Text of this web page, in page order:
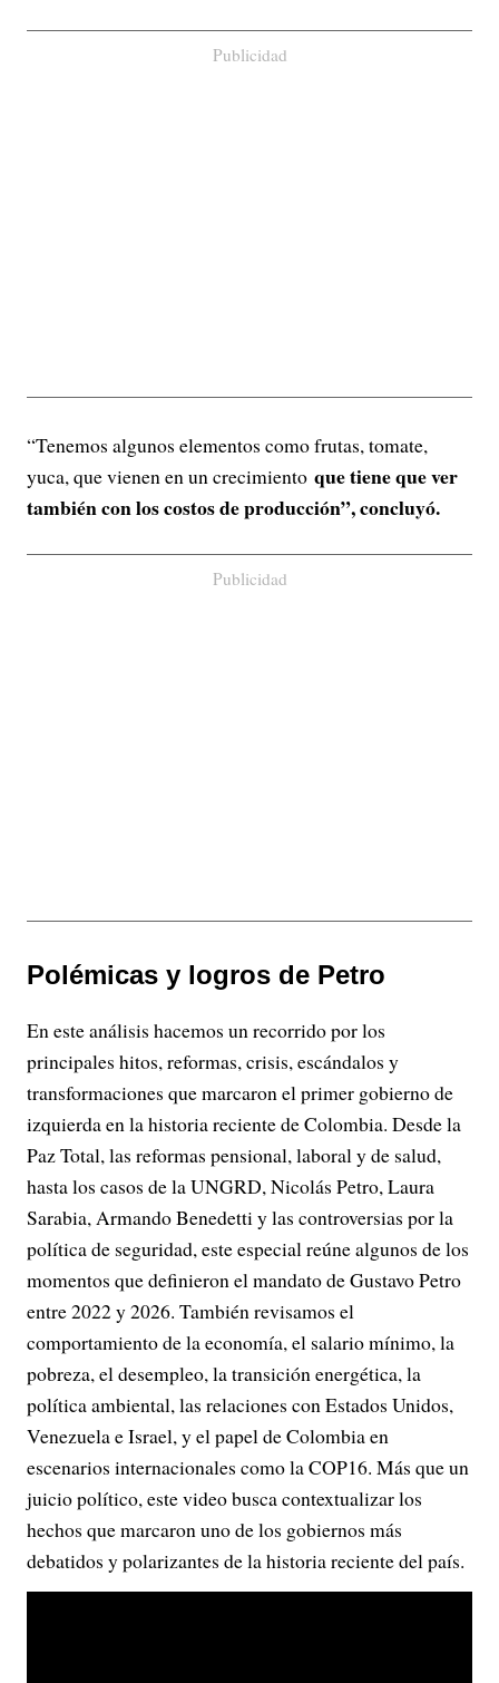
Publicidad
“Tenemos algunos elementos como frutas, tomate,
yuca, que vienen en un crecimiento que tiene que ver
también con los costos de producción”, concluyó.
Publicidad
Polémicas y logros de Petro
En este análisis hacemos un recorrido por los
principales hitos, reformas, crisis, escándalos y
transformaciones que marcaron el primer gobierno de
izquierda en la historia reciente de Colombia. Desde la
Paz Total, las reformas pensional, laboral y de salud,
hasta los casos de la UNGRD, Nicolás Petro, Laura
Sarabia, Armando Benedetti y las controversias por la
política de seguridad, este especial reúne algunos de los
momentos que definieron el mandato de Gustavo Petro
entre 2022 y 2026. También revisamos el
comportamiento de la economía, el salario mínimo, la
pobreza, el desempleo, la transición energética, la
política ambiental, las relaciones con Estados Unidos,
Venezuela e Israel, y el papel de Colombia en
escenarios internacionales como la COP16. Más que un
juicio político, este video busca contextualizar los
hechos que marcaron uno de los gobiernos más
debatidos y polarizantes de la historia reciente del país.